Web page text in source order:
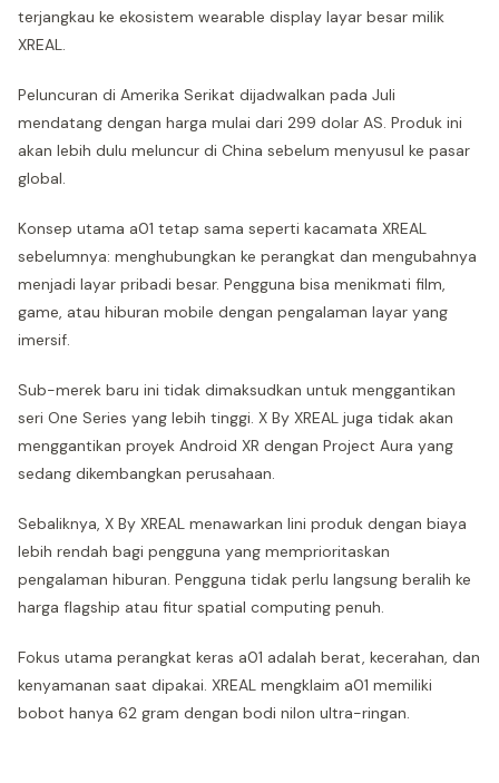
terjangkau ke ekosistem wearable display layar besar milik
XREAL.
Peluncuran di Amerika Serikat dijadwalkan pada Juli
mendatang dengan harga mulai dari 299 dolar AS. Produk ini
akan lebih dulu meluncur di China sebelum menyusul ke pasar
global.
Konsep utama a01 tetap sama seperti kacamata XREAL
sebelumnya: menghubungkan ke perangkat dan mengubahnya
menjadi layar pribadi besar. Pengguna bisa menikmati film,
game, atau hiburan mobile dengan pengalaman layar yang
imersif.
Sub-merek baru ini tidak dimaksudkan untuk menggantikan
seri One Series yang lebih tinggi. X By XREAL juga tidak akan
menggantikan proyek Android XR dengan Project Aura yang
sedang dikembangkan perusahaan.
Sebaliknya, X By XREAL menawarkan lini produk dengan biaya
lebih rendah bagi pengguna yang memprioritaskan
pengalaman hiburan. Pengguna tidak perlu langsung beralih ke
harga flagship atau fitur spatial computing penuh.
Fokus utama perangkat keras a01 adalah berat, kecerahan, dan
kenyamanan saat dipakai. XREAL mengklaim a01 memiliki
bobot hanya 62 gram dengan bodi nilon ultra-ringan.